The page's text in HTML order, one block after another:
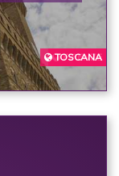
FIRENZE
TOSCANA